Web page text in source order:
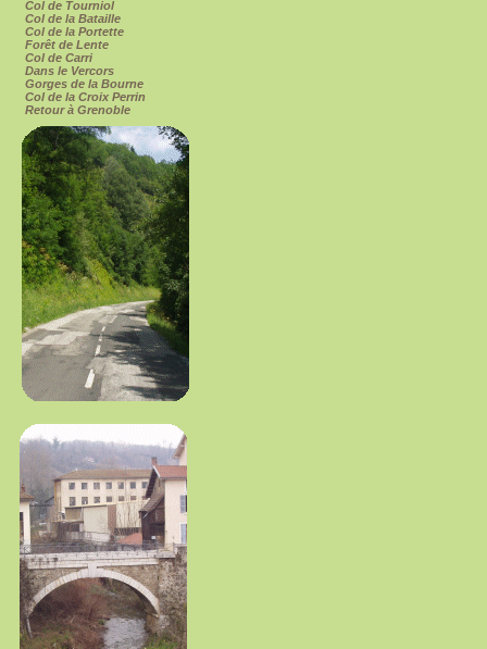
Col de Tourniol
Col de la Bataille
Col de la Portette
Forêt de Lente
Col de Carri
Dans le Vercors
Gorges de la Bourne
Col de la Croix Perrin
Retour à Grenoble